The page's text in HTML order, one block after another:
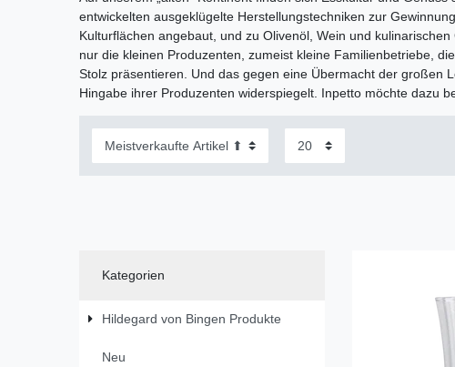
entwickelten ausgeklügelte Herstellungstechniken zur
Kulturflächen angebaut, und zu Olivenöl, Wein und
nur die kleinen Produzenten, zumeist kleine Familienbetriebe,
Stolz präsentieren. Und das gegen eine Übermacht der großen
Hingabe ihrer Produzenten widerspiegelt. Inpetto möchte dazu
Kategorien
Hildegard von Bingen Produkte
Neu